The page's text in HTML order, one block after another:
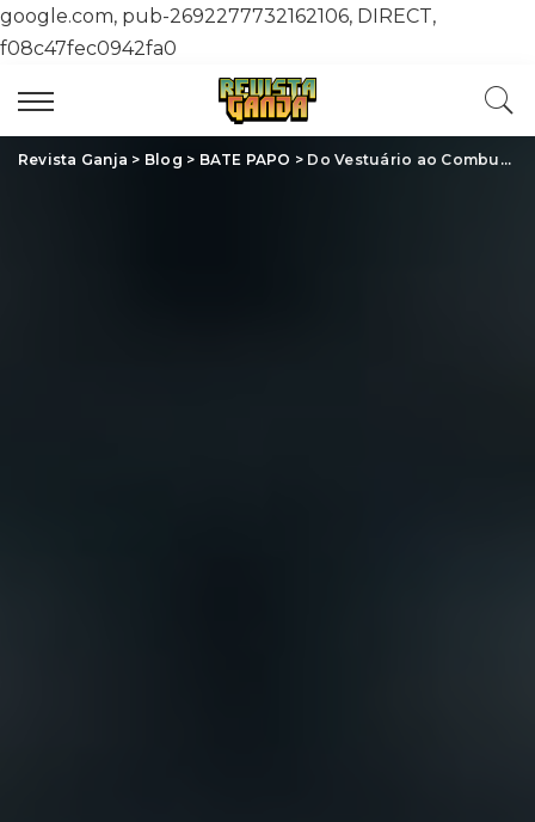
google.com, pub-2692277732162106, DIRECT,
f08c47fec0942fa0
Revista Ganja > Blog > BATE PAPO > Do Vestuário ao Combustível: Descubra os Incríveis Benefícios Industriais da Cannabis